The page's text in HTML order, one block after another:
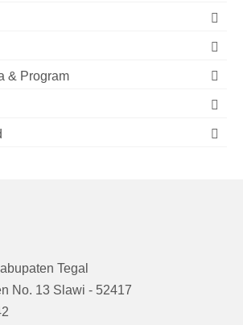
& Program
Tegal
No. 13 Slawi - 52417